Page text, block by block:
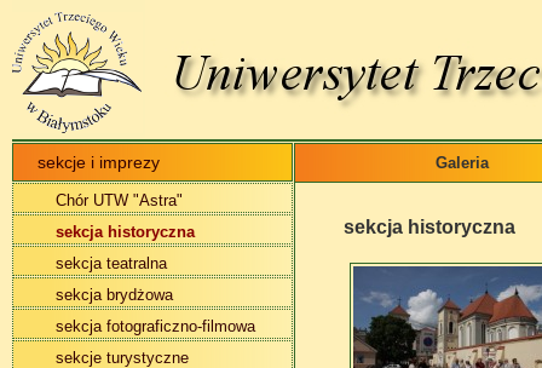
sekcje i imprezy
Chór UTW "Astra"
sekcja historyczna
sekcja teatralna
sekcja brydżowa
sekcja fotograficzno-filmowa
sekcje turystyczne
Galeria
sekcja historyczna